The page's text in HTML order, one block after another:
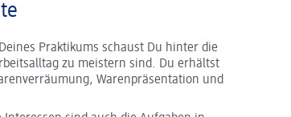
Praktikums schaust Du hinter die
zu meistern sind. Du erhältst
Warenpräsentation und